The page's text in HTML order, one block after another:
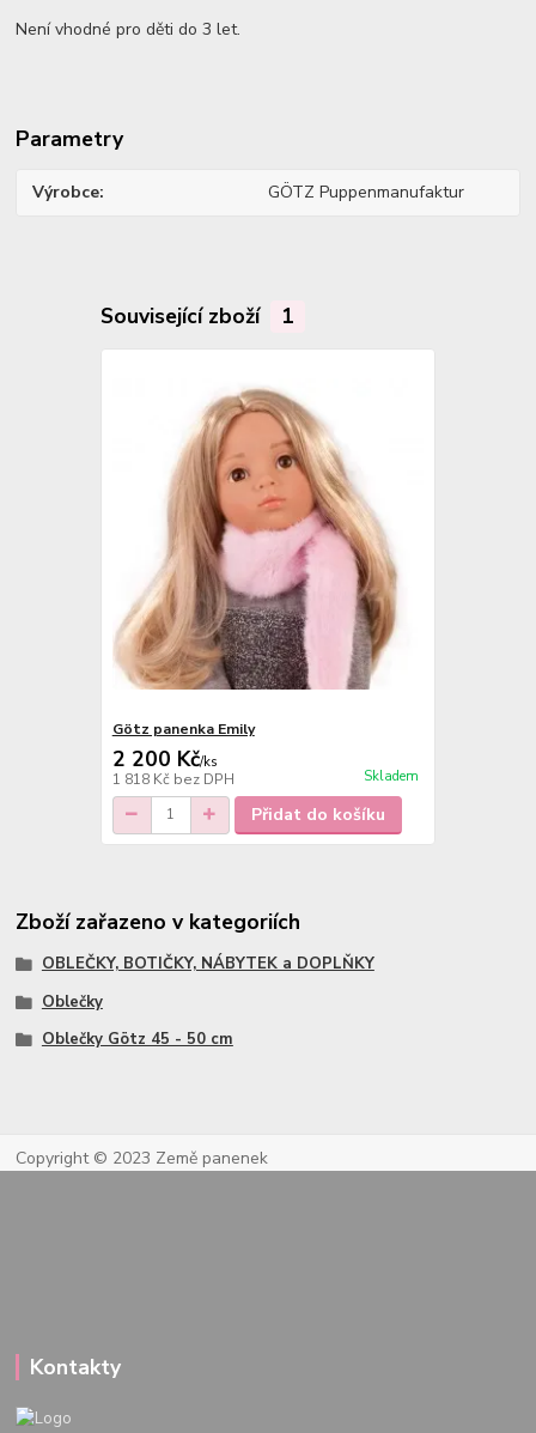
Není vhodné pro děti do 3 let.
Parametry
Výrobce GÖTZ Puppenmanufaktur
Související zboží 1
Götz panenka Emily
2 200 Kč/ks
1 818 Kč bez DPH Skladem
Přidat do košíku
Zboží zařazeno v kategoriích
OBLEČKY, BOTIČKY, NÁBYTEK a DOPLŇKY
Oblečky
Oblečky Götz 45 - 50 cm
Copyright © 2023 Země panenek
Kontakty